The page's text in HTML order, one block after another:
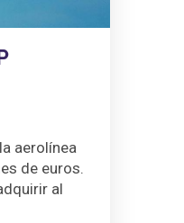
aerolínea
de euros.
al